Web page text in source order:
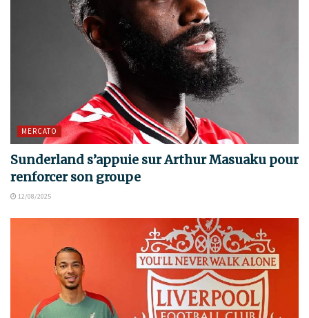
MERCATO
Sunderland s’appuie sur Arthur Masuaku pour
renforcer son groupe
12/08/2025